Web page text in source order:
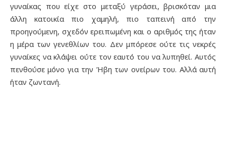
γυναίκας που είχε στο μεταξύ γεράσει, βρισκόταν μια
άλλη κατοικία πιο χαμηλή, πιο ταπεινή από την
προηγούμενη, σχεδόν ερειπωμένη και ο αριθμός της ήταν
η μέρα των γενεθλίων του. Δεν μπόρεσε ούτε τις νεκρές
γυναίκες να κλάψει ούτε τον εαυτό του να λυπηθεί. Αυτός
πενθούσε μόνο για την Ήβη των ονείρων του. Αλλά αυτή
ήταν ζωντανή.